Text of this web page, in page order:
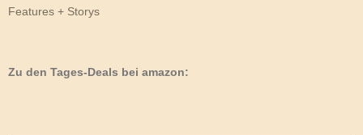
Features + Storys
Zu den Tages-Deals bei amazon: